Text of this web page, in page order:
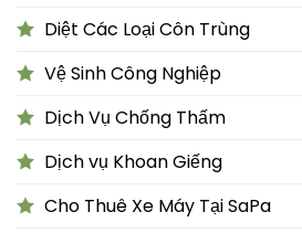
Diệt Các Loại Côn Trùng
Vệ Sinh Công Nghiệp
Dịch Vụ Chống Thấm
Dịch vụ Khoan Giếng
Cho Thuê Xe Máy Tại SaPa